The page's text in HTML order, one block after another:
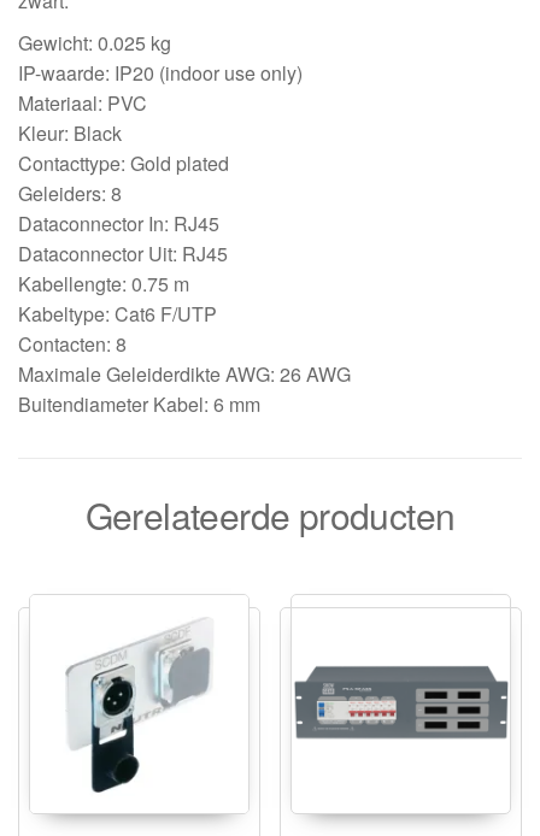
Gewicht: 0.025 kg
IP-waarde: IP20 (indoor use only)
Materiaal: PVC
Kleur: Black
Contacttype: Gold plated
Geleiders: 8
Dataconnector In: RJ45
Dataconnector Uit: RJ45
Kabellengte: 0.75 m
Kabeltype: Cat6 F/UTP
Contacten: 8
Maximale Geleiderdikte AWG: 26 AWG
Buitendiameter Kabel: 6 mm
Gerelateerde producten